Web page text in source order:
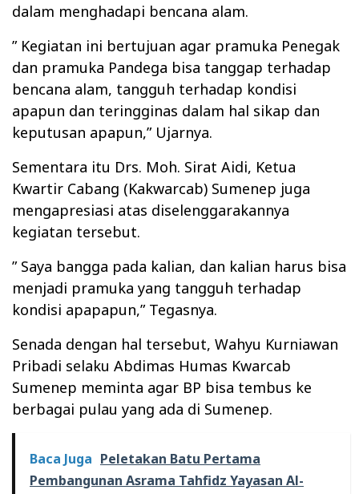
dalam menghadapi bencana alam.
” Kegiatan ini bertujuan agar pramuka Penegak
dan pramuka Pandega bisa tanggap terhadap
bencana alam, tangguh terhadap kondisi
apapun dan teringginas dalam hal sikap dan
keputusan apapun,” Ujarnya.
Sementara itu Drs. Moh. Sirat Aidi, Ketua
Kwartir Cabang (Kakwarcab) Sumenep juga
mengapresiasi atas diselenggarakannya
kegiatan tersebut.
” Saya bangga pada kalian, dan kalian harus bisa
menjadi pramuka yang tangguh terhadap
kondisi apapapun,” Tegasnya.
Senada dengan hal tersebut, Wahyu Kurniawan
Pribadi selaku Abdimas Humas Kwarcab
Sumenep meminta agar BP bisa tembus ke
berbagai pulau yang ada di Sumenep.
Baca Juga Peletakan Batu Pertama
Pembangunan Asrama Tahfidz Yayasan Al-